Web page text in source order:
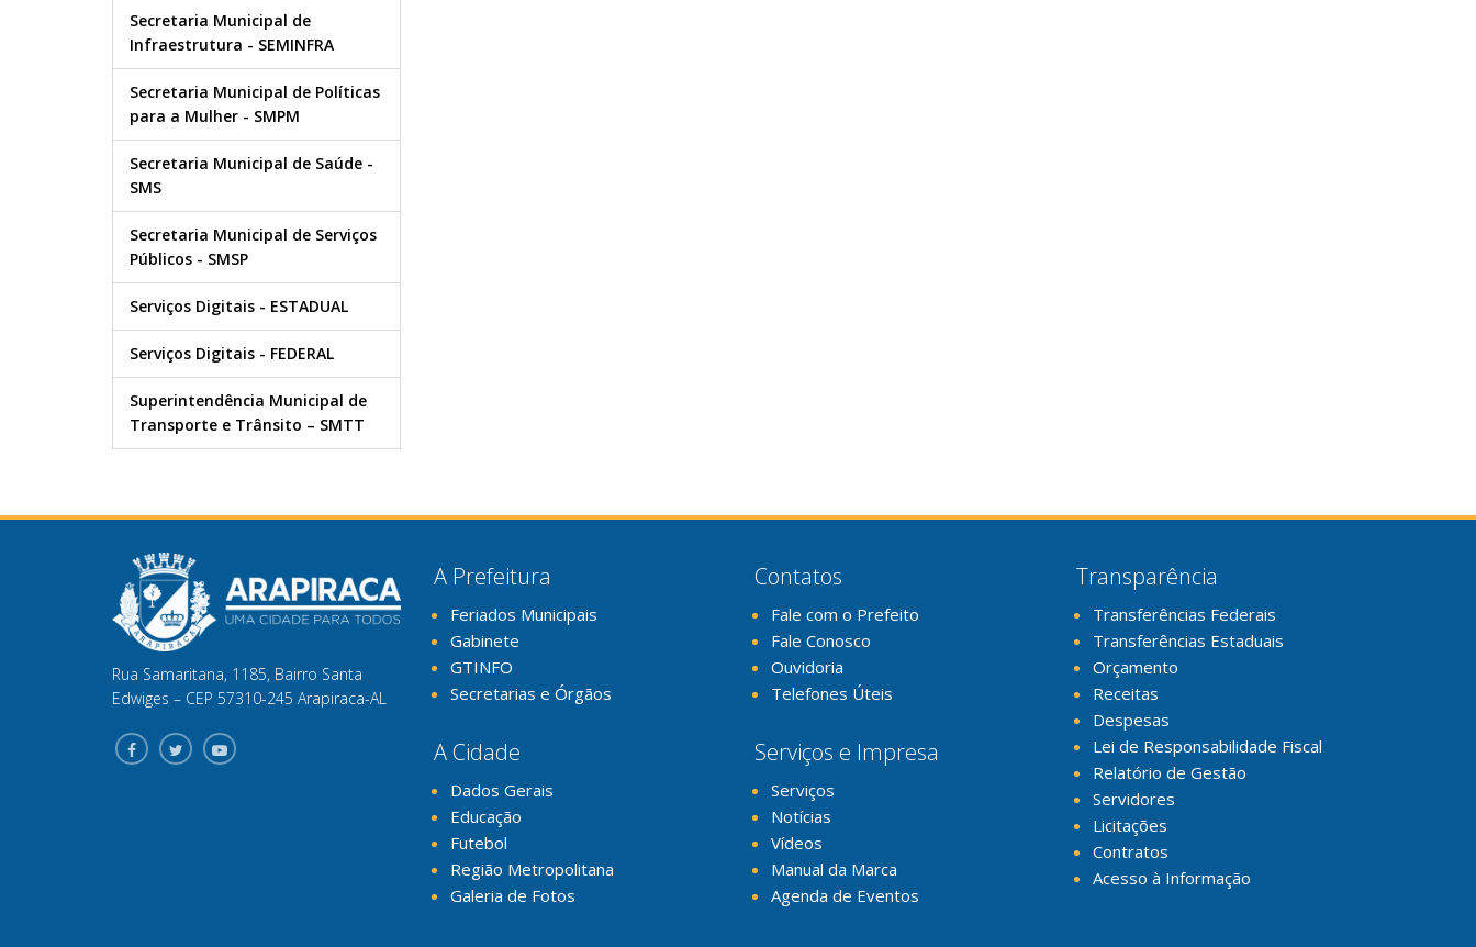
Secretaria Municipal de
Infraestrutura - SEMINFRA
Secretaria Municipal de Políticas
para a Mulher - SMPM
Secretaria Municipal de Saúde -
SMS
Secretaria Municipal de Serviços
Públicos - SMSP
Serviços Digitais - ESTADUAL
Serviços Digitais - FEDERAL
Superintendência Municipal de
Transporte e Trânsito – SMTT
Rua Samaritana, 1185, Bairro Santa
Edwiges – CEP 57310-245 Arapiraca-AL
A Prefeitura
Feriados Municipais
Gabinete
GTINFO
Secretarias e Órgãos
A Cidade
Dados Gerais
Educação
Futebol
Região Metropolitana
Galeria de Fotos
Contatos
Fale com o Prefeito
Fale Conosco
Ouvidoria
Telefones Úteis
Serviços e Impresa
Serviços
Notícias
Vídeos
Manual da Marca
Agenda de Eventos
Transparência
Transferências Federais
Transferências Estaduais
Orçamento
Receitas
Despesas
Lei de Responsabilidade Fiscal
Relatório de Gestão
Servidores
Licitações
Contratos
Acesso à Informação